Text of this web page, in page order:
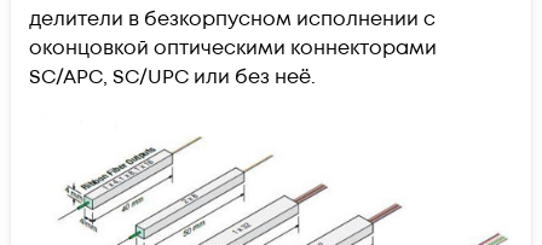
делители в безкорпусном исполнении с
оконцовкой оптическими коннекторами
SC/APC, SC/UPC или без неё.